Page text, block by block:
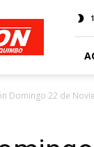
Domingo 22 de